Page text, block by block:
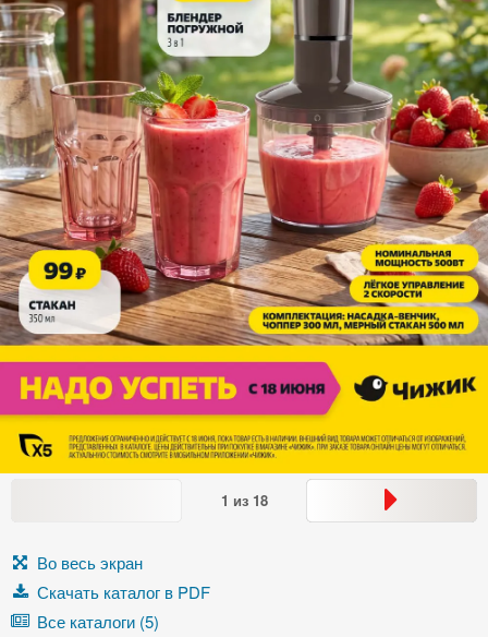
1 из 18
Во весь экран
Скачать каталог в PDF
Все каталоги (5)